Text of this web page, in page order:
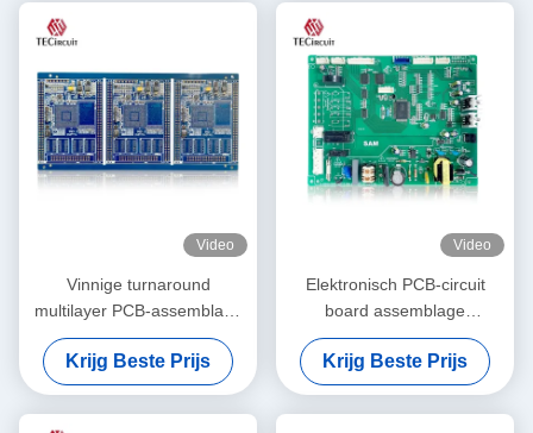
Video
Vinnige turnaround
multilayer PCB-assemblage
voor PCBA-diensten voor
consumentenelektronica
Krijg Beste Prijs
Video
Elektronisch PCB-circuit
board assemblage
Vervaardiging van smart
door locks PCBA
Krijg Beste Prijs